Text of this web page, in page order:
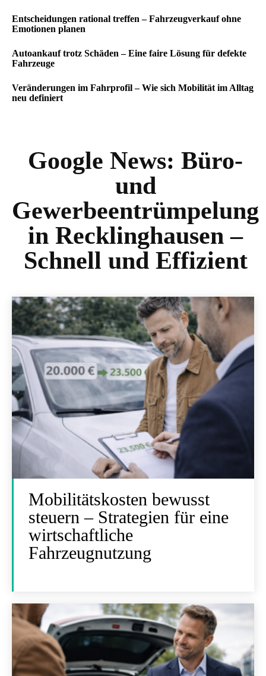
Entscheidungen rational treffen – Fahrzeugverkauf ohne
Emotionen planen
Autoankauf trotz Schäden – Eine faire Lösung für defekte
Fahrzeuge
Veränderungen im Fahrprofil – Wie sich Mobilität im Alltag
neu definiert
Google News: Büro-
und
Gewerbeentrümpelung
in Recklinghausen –
Schnell und Effizient
Mobilitätskosten bewusst
steuern – Strategien für eine
wirtschaftliche
Fahrzeugnutzung